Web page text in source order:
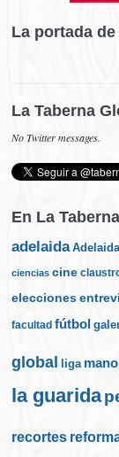
La portada de
La Taberna
No Twitter messages.
En La
adelaida
ciencias cine
elecciones
facultad fútbol
global liga
la guarida
recortes